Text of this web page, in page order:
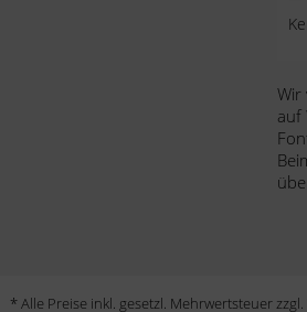
Wir
auf
* Alle Preise inkl. gesetzl. Mehrwertsteuer zzgl.